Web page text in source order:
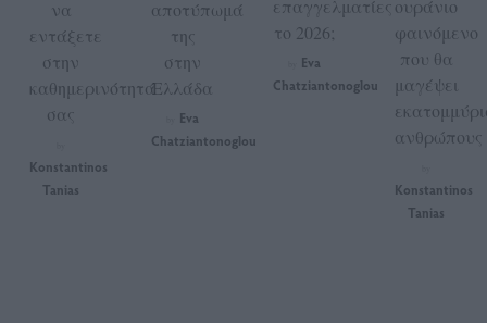
να
εντάξετε
στην
καθημερινότητά
σας
Konstantinos
Tanias
αποτύπωμά
της
στην
Ελλάδα
Eva
Chatziantonoglou
επαγγελματίες
το 2026;
Eva
Chatziantonoglou
ουράνιο
φαινόμενο
που θα
μαγέψει
ανθρώπους
Konstantinos
Tanias